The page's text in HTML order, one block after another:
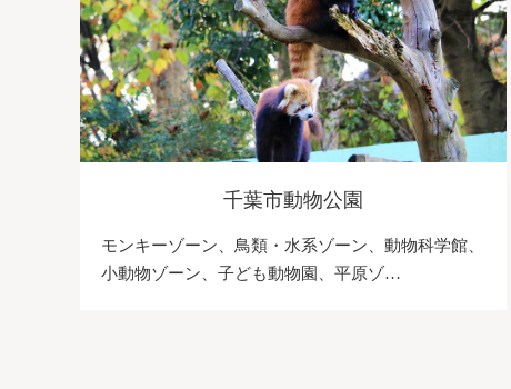
千葉市動物公園
モンキーゾーン、鳥類・水系ゾーン、動物科学館、
小動物ゾーン、子ども動物園、平原ゾ…